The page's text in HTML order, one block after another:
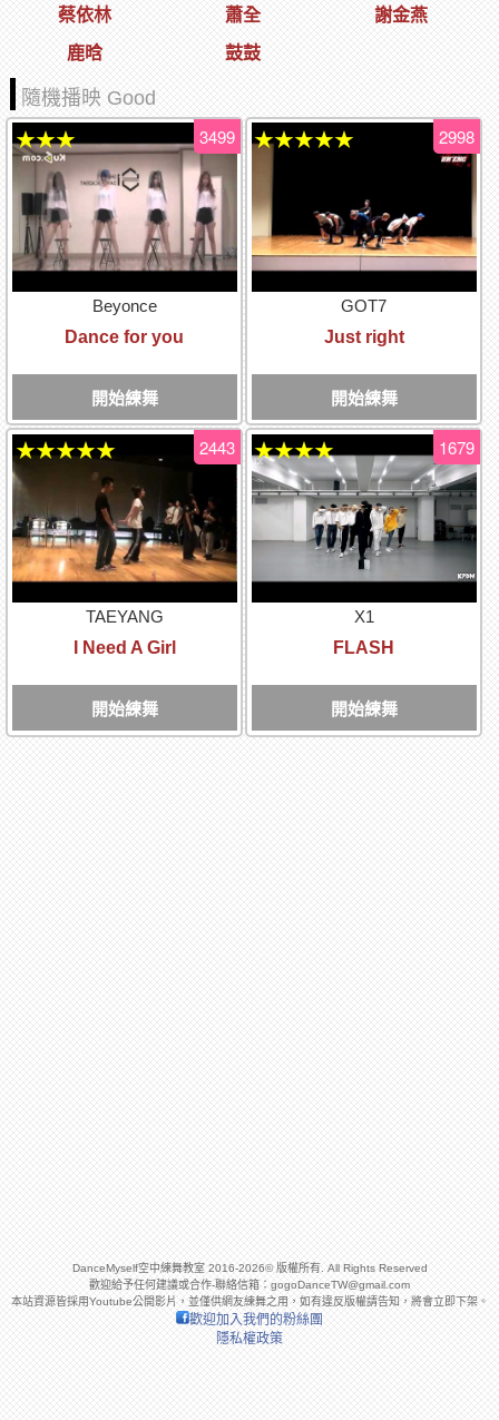
蔡依林
蕭全
謝金燕
鹿晗
鼓鼓
隨機播映 Good
Beyonce
Dance for you
開始練舞
3499
★★★
GOT7
Just right
開始練舞
2998
★★★★★
TAEYANG
I Need A Girl
開始練舞
2443
★★★★★
X1
FLASH
開始練舞
1679
★★★★
DanceMyself空中練舞教室 2016-2026© 版權所有. All Rights Reserved
歡迎給予任何建議或合作-聯絡信箱： gogoDanceTW@gmail.com
本站資源皆採用Youtube公開影片，並僅供網友練舞之用，如有違反版權請告知，將會立即下架。
歡迎加入我們的粉絲團
隱私權政策